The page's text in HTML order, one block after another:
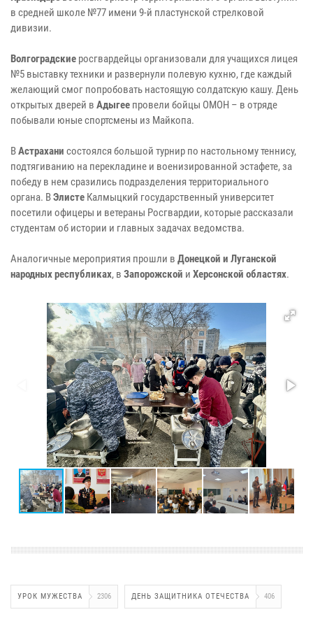
в средней школе №77 имени 9-й пластунской стрелковой
дивизии.
Волгоградские росгвардейцы организовали для учащихся лицея
№5 выставку техники и развернули полевую кухню, где каждый
желающий смог попробовать настоящую солдатскую кашу. День
открытых дверей в Адыгее провели бойцы ОМОН – в отряде
побывали юные спортсмены из Майкопа.
ВАстрахани состоялся большой турнир по настольному теннису,
подтягиванию на перекладине и военизированной эстафете, за
победу в нем сразились подразделения территориального
органа. ВЭлисте Калмыцкий государственный университет
посетили офицеры и ветераны Росгвардии, которые рассказали
студентам об истории и главных задачах ведомства.
Аналогичные мероприятия прошли в Донецкой и Луганской
народных республиках, в Запорожской и Херсонской областях.
УРОК МУЖЕСТВА 2306 ДЕНЬ ЗАЩИТНИКА ОТЕЧЕСТВА 406